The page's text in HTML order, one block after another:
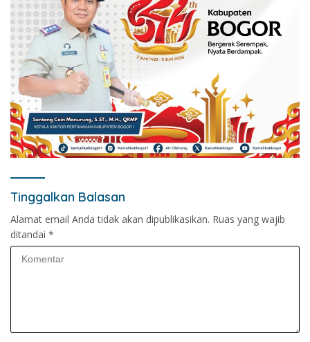
Tinggalkan Balasan
Alamat email Anda tidak akan dipublikasikan. Ruas yang wajib
ditandai *